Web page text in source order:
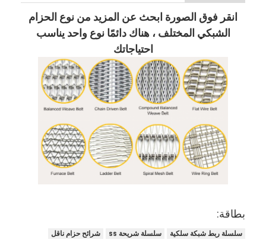
انقر فوق الصورة ابحث عن المزيد من نوع الحزام
الشبكي المختلف ، هناك دائمًا نوع واحد يناسب
احتياجاتك
بطاقة:
سلسلة ربط شبكة سلكية سلسلة شريحة ss شرائح حزام ناقل